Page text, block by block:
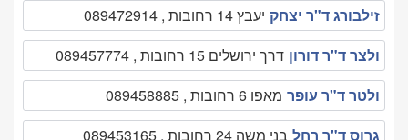
זילבורג ד"ר יצחק יעבץ 14 רחובות , 089472914
ולצר ד"ר דורון דרך ירושלים 15 רחובות , 089457774
ולטר ד"ר עופר מאפו 6 רחובות , 089458885
גרוס ד"ר רחל בני משה 24 רחובות , 089453165